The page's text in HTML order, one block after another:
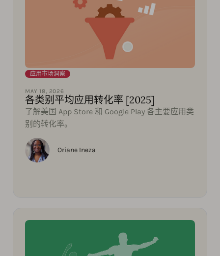
应用市场洞察
MAY 18, 2026
各类别平均应用转化率 [2025]
了解美国 App Store 和 Google Play 各主要应用类
别的转化率。
Oriane Ineza